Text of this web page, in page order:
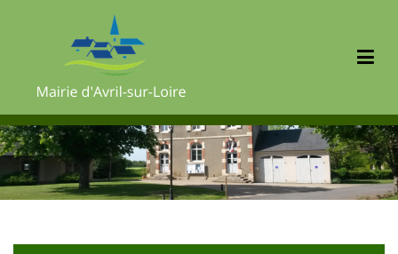
Mairie d'Avril sur Loire